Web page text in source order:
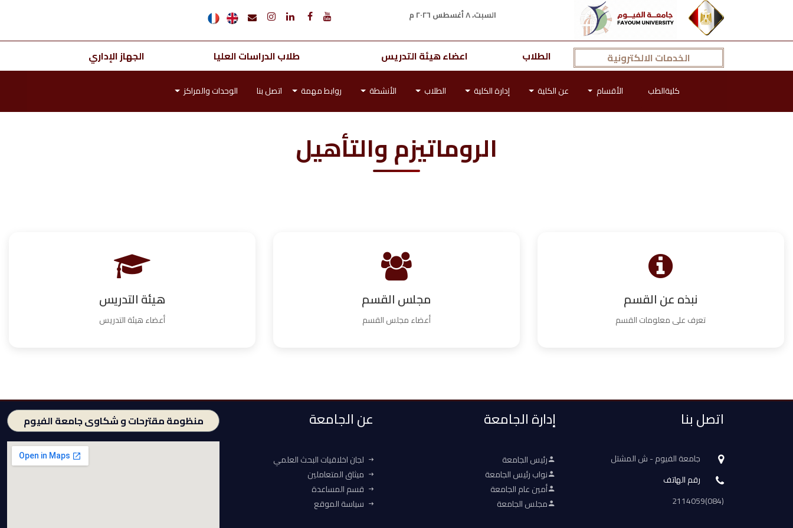
السبت، ٨ أغسطس ٢٠٢٦ م
الخدمات الالكترونية الطلاب اعضاء هيئة التدريس طلاب الدراسات العليا الجهاز الإداري
كليةالطب الأقسام عن الكلية إدارة الكلية الطلاب الأنشطة روابط مهمة اتصل بنا الوحدات والمراكز
الروماتيزم والتأهيل
هيئة التدريس
أعضاء هيئة التدريس
مجلس القسم
أعضاء مجلس القسم
نبذه عن القسم
تعرف على معلومات القسم
اتصل بنا
جامعة الفيوم - ش المشتل
رقم الهاتف
(084)2114059
إدارة الجامعة
رئيس الجامعة
نواب رئيس الجامعة
أمين عام الجامعة
مجلس الجامعة
عن الجامعة
لجان اخلاقيات البحث العلمي
ميثاق المتعاملين
قسم المساعدة
سياسة الموقع
منظومة مقترحات و شكاوى جامعة الفيوم